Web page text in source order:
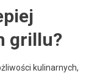
grillu?
kulinarnych,